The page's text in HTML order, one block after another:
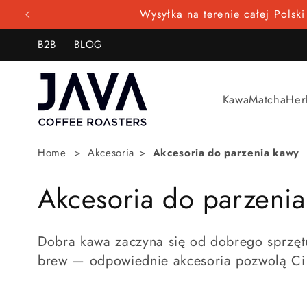
do
treści
Wysyłka na terenie całej
B2B BLOG
KawaMatcha
Home Akcesoria Akcesoria do parzenia kawy
K
o
l
Akcesoria do
Dobra kawa zaczyna się od dobrego
brew — odpowiednie akcesoria pozwolą